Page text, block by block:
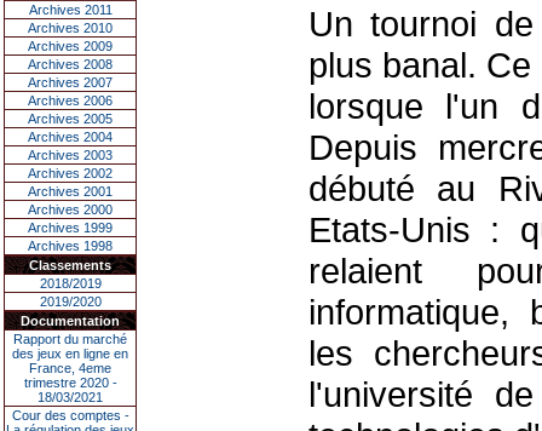
Archives 2011
Archives 2010
Archives 2009
Archives 2008
Archives 2007
Archives 2006
Archives 2005
Archives 2004
Archives 2003
Archives 2002
Archives 2001
Archives 2000
Archives 1999
Archives 1998
Classements
2018/2019
2019/2020
Documentation
Rapport du marché
des jeux en ligne en
France, 4eme
trimestre 2020 -
18/03/2021
Cour des comptes -
Un tournoi
plus banal.
lorsque l'un
Depuis
débuté au
Etats-Unis :
relaient
informatique,
les
l'université